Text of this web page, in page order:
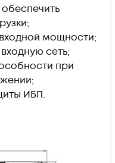
мощности;
сеть;
при
ИБП.